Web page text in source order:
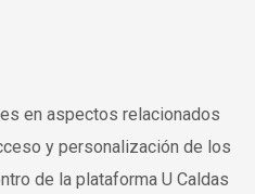
en aspectos relacionados
y personalización de los
de la plataforma U Caldas